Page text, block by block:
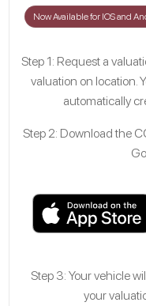
Now Available for IOS and
Step 1: Request a
valuation on location .
automatically
Step 2: Download the
Step 3: Your vehicle
your